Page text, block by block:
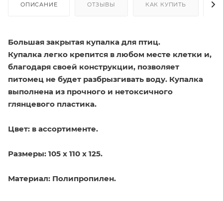
ОПИСАНИЕ ОТЗЫВЫ КАК КУПИТЬ
Большая закрытая купалка для птиц.
Купалка легко крепится в любом месте клетки и,
благодаря своей конструкции, позволяет
питомец не будет разбрызгивать воду. Купалка
выполнена из прочного и нетоксичного
глянцевого пластика.
Цвет: в ассортименте.
Размеры: 105 x 110 x 125.
Материал: Полипропилен.